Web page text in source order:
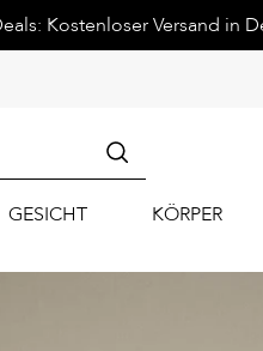
Kostenloser Versand in
GESICHT KÖRPER